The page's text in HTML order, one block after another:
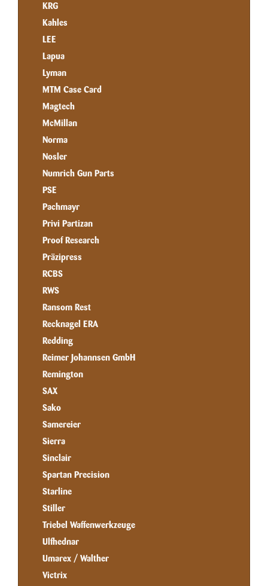
KRG
Kahles
LEE
Lapua
Lyman
MTM Case Card
Magtech
McMillan
Norma
Nosler
Numrich Gun Parts
PSE
Pachmayr
Privi Partizan
Proof Research
Präzipress
RCBS
RWS
Ransom Rest
Recknagel ERA
Redding
Reimer Johannsen GmbH
Remington
SAX
Sako
Samereier
Sierra
Sinclair
Spartan Precision
Starline
Stiller
Triebel Waffenwerkzeuge
Ulfhednar
Umarex / Walther
Victrix